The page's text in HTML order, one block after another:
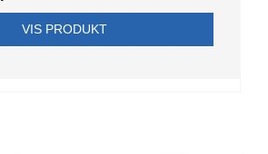
VIS PRODUKT